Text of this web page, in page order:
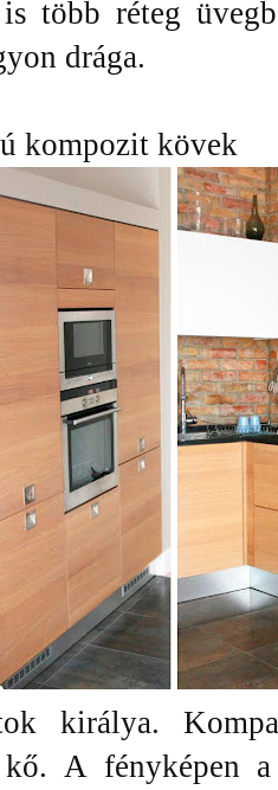
több réteg
drága.
kompozit kövek
királya.
A fényképen